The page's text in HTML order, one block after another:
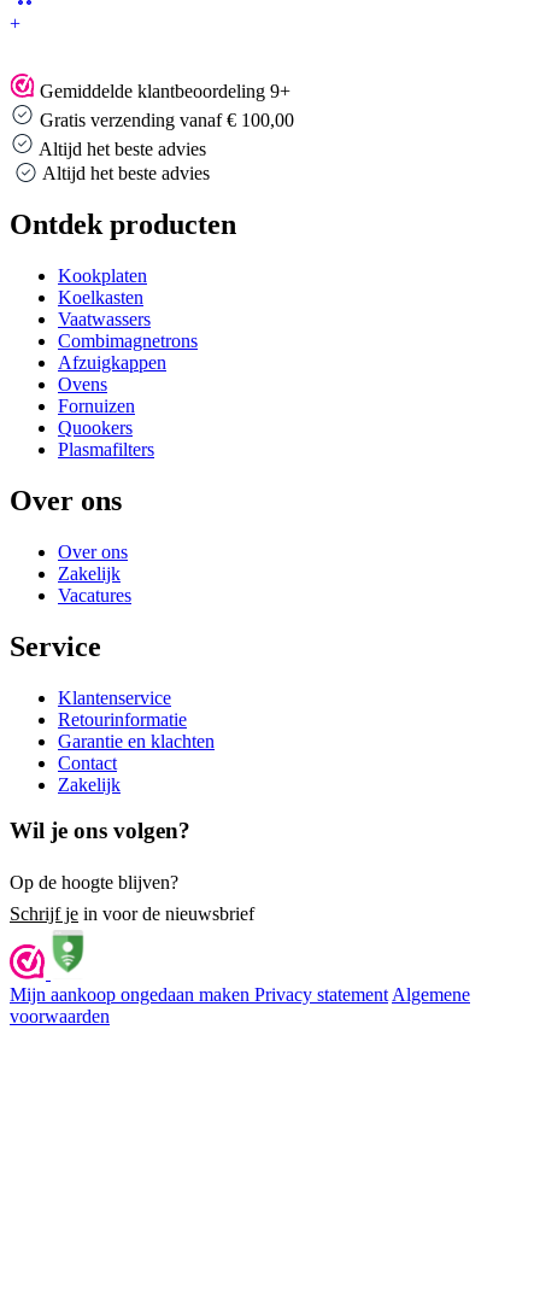
+
Gemiddelde klantbeoordeling 9+
Gratis verzending vanaf € 100,00
Altijd het beste advies
Altijd het beste advies
Ontdek producten
Kookplaten
Koelkasten
Vaatwassers
Combimagnetrons
Afzuigkappen
Ovens
Fornuizen
Quookers
Plasmafilters
Over ons
Over ons
Zakelijk
Vacatures
Service
Klantenservice
Retourinformatie
Garantie en klachten
Contact
Zakelijk
Wil je ons volgen?
Op de hoogte blijven?
Schrijf je in voor de nieuwsbrief
Mijn aankoop ongedaan maken Privacy statement Algemene
voorwaarden